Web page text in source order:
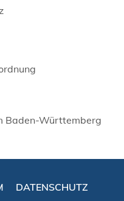
Baden-Württemberg
DATENSCHUTZ